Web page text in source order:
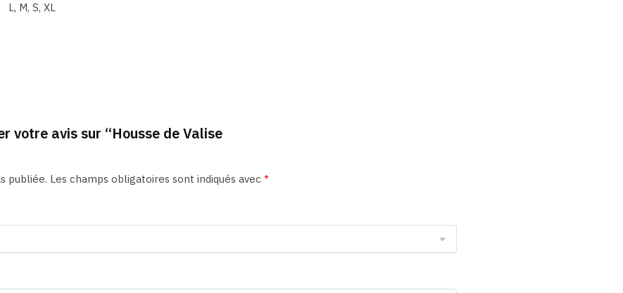
L, M, S, XL
votre avis sur “Housse de Valise
publiée. Les champs obligatoires sont indiqués avec *